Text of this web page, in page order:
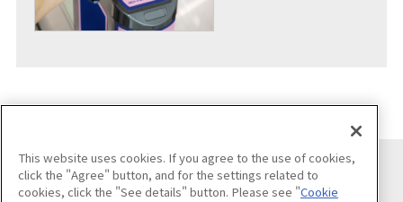
請追蹤
This website uses cookies. If you agree to the use of cookies,
click the "Agree" button, and for the settings related to
cookies, click the "See details" button. Please see "Cookie